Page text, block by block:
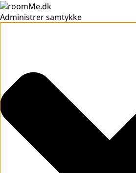
Administrer samtykke